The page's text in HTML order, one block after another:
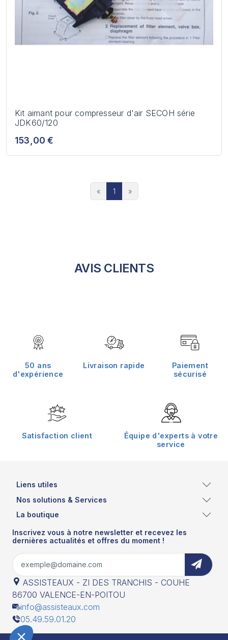
Kit aimant pour compresseur d'air SECOH série
JDK60/120
153,00 €
« 1 »
AVIS CLIENTS
50 ans
d'expérience
Livraison rapide
Paiement
sécurisé
Satisfaction client
Équipe d'experts à votre
service
Liens utiles
Nos solutions & Services
La boutique
Inscrivez vous à notre newsletter et recevez les
dernières actualités et offres du moment !
ASSISTEAUX - ZI DES TRANCHIS - COUHE
86700 VALENCE-EN-POITOU
info@assisteaux.com
05.49.59.01.20